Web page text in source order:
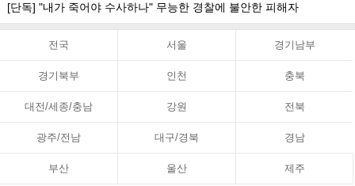
[단독] "내가 죽어야 수사하나" 무능한 경찰에 불안한 피해자
전국 서울 경기남부
경기북부 인천 충북
대전/세종/충남 강원 전북
광주/전남 대구/경북 경남
부산 울산 제주